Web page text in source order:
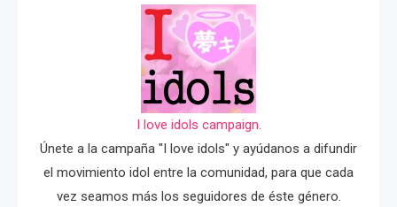
I love idols campaign.
Únete a la campaña "I love idols" y ayúdanos a difundir
el movimiento idol entre la comunidad, para que cada
vez seamos más los seguidores de éste género.